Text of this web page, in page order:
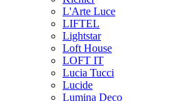
L'Arte Luce
LIFTEL
Lightstar
Loft House
LOFT IT
Lucia Tucci
Lucide
Lumina Deco